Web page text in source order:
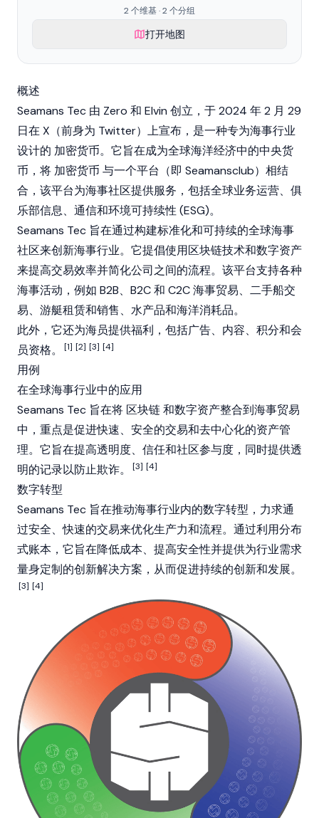
2 个维基 · 2 个分组
打开地图
概述
Seamans Tec 由 Zero 和 Elvin 创立，于 2024 年 2 月 29
日在 X（前身为 Twitter）上宣布，是一种专为海事行业
设计的 加密货币。它旨在成为全球海洋经济中的中央货
币，将加密货币 与一个平台（即 Seamansclub）相结
合，该平台为海事社区提供服务，包括全球业务运营、俱
乐部信息、通信和环境可持续性 (ESG)。
Seamans Tec 旨在通过构建标准化和可持续的全球海事
社区来创新海事行业。它提倡使用区块链技术和数字资产
来提高交易效率并简化公司之间的流程。该平台支持各种
海事活动，例如 B2B、B2C 和 C2C 海事贸易、二手船交
易、游艇租赁和销售、水产品和海洋消耗品。
此外，它还为海员提供福利，包括广告、内容、积分和会
员资格。
[1] [2] [3] [4]
用例
在全球海事行业中的应用
Seamans Tec 旨在将 区块链和数字资产整合到海事贸易
中，重点是促进快速、安全的交易和去中心化的资产管
理。它旨在提高透明度、信任和社区参与度，同时提供透
明的记录以防止欺诈。
[3] [4]
数字转型
Seamans Tec 旨在推动海事行业内的数字转型，力求通
过安全、快速的交易来优化生产力和流程。通过利用分布
式账本，它旨在降低成本、提高安全性并提供为行业需求
量身定制的创新解决方案，从而促进持续的创新和发展。
[3] [4]